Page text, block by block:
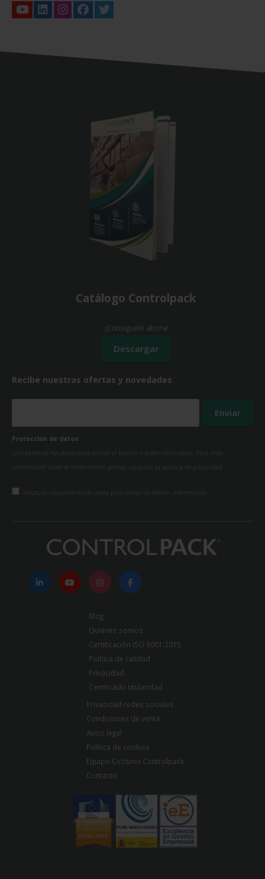
Recibe nuestras ofertas y novedades
Protección de datos
Utilizaremos tus datos para enviar el boletín tus derinformativo. Para más
información sobre el tratamiento yechos, consulta la política de privacidad
Acepto el tratamiento de datos para enviar el boletín informativo
Catálogo Controlpack
¡Consíguelo ahora!
Blog
Quiénes somos
Certificación ISO 9001:2015
Política de calidad
Privacidad
Certificado titularidad
Privacidad redes sociales
Condiciones de venta
Aviso legal
Política de cookies
Equipo Ciclismo Controlpack
Contacto